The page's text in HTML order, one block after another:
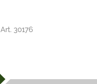
Art. 30176